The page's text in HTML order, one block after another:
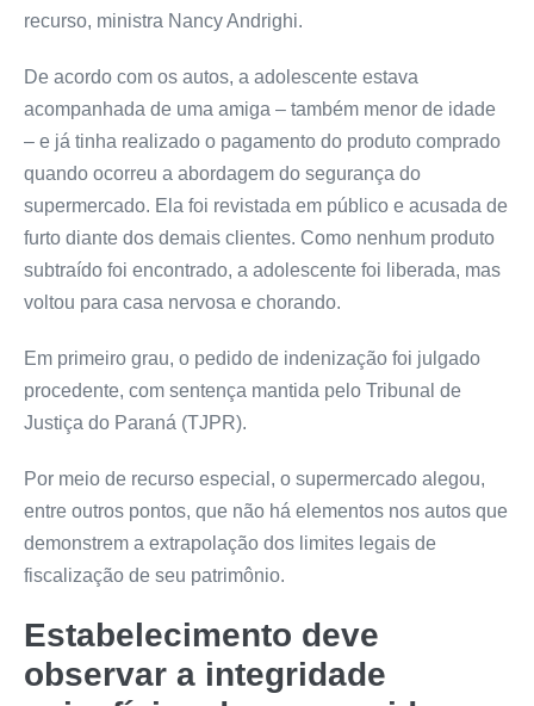
recurso, ministra Nancy Andrighi.
De acordo com os autos, a adolescente estava
acompanhada de uma amiga – também menor de idade
– e já tinha realizado o pagamento do produto comprado
quando ocorreu a abordagem do segurança do
supermercado. Ela foi revistada em público e acusada de
furto diante dos demais clientes. Como nenhum produto
subtraído foi encontrado, a adolescente foi liberada, mas
voltou para casa nervosa e chorando.
Em primeiro grau, o pedido de indenização foi julgado
procedente, com sentença mantida pelo Tribunal de
Justiça do Paraná (TJPR).
Por meio de recurso especial , o supermercado alegou,
entre outros pontos, que não há elementos nos autos que
demonstrem a extrapolação dos limites legais de
fiscalização de seu patrimônio.
Estabelecimento deve
observar a integridade